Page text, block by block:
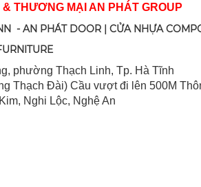
THƯƠNG MẠI AN PHÁT GROUP
- AN PHÁT DOOR | CỬA NHỰA
phường Thạch Linh, Tp. Hà Tĩnh
Thạch Đài) Cầu vượt đi lên 500M T
Nghi Lộc, Nghệ An